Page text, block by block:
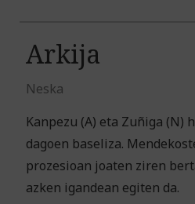
Arkija
Neska
Kanpezu (A) eta Zuñiga (N)
dagoen baseliza.
prozesioan joaten ziren
azken igandean egiten da.